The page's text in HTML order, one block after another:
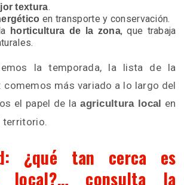
textura.
en transporte y conservación.
horticultura de la zona, que trabaja
la temporada, la lista de la
comemos más variado a lo largo del
el papel de laagricultura local en
territorio.
¿qué tan cerca es
local?… consulta la